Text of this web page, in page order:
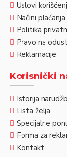
Uslovi
Načini plaćanja
Politika
Pravo na
Reklamacije
Korisnički
Istorija
Lista želja
Specijalne
Forma za
Kontakt